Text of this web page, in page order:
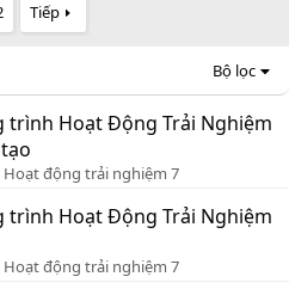
Tiếp
Bộ lọc
trình Hoạt Động Trải Nghiệm
Hoạt động trải nghiệm 7
trình Hoạt Động Trải Nghiệm
Hoạt động trải nghiệm 7